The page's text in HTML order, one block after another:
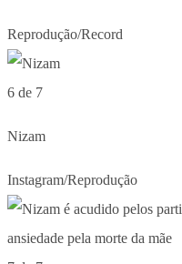
Reprodução/Record
6 de 7
Nizam
Instagram/Reprodução